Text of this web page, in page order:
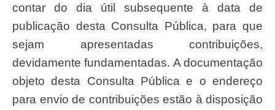
contar do dia útil subsequente à data de
publicação desta Consulta Pública, para que
sejam apresentadas contribuições,
devidamente fundamentadas. A documentação
objeto desta Consulta Pública e o endereço
para envio de contribuições estão à disposição